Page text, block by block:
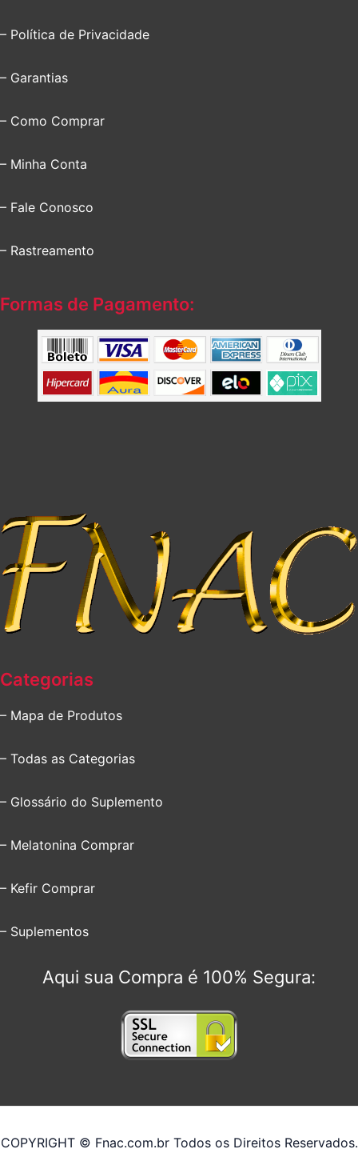
– Política de Privacidade
– Garantias
– Como Comprar
– Minha Conta
– Fale Conosco
– Rastreamento
Formas de Pagamento:
Categorias
– Mapa de Produtos
– Todas as Categorias
– Glossário do Suplemento
– Melatonina Comprar
– Kefir Comprar
– Suplementos
Aqui sua Compra é 100% Segura:
COPYRIGHT © Fnac.com.br Todos os Direitos Reservados.